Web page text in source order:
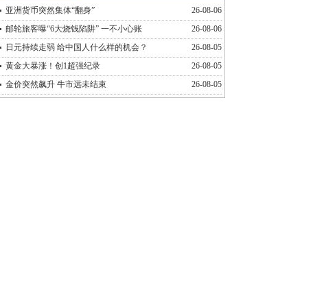
亚洲货币突然集体“翻身”
26-08-06
邮轮旅客曝“6大烧钱陷阱” 一不小心账
26-08-06
日元持续走弱 给中国人什么样的机会？
26-08-05
黄金大暴涨！创1超强纪录
26-08-05
金价突然飙升 牛市远未结束
26-08-05